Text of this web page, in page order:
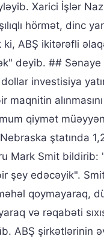
Xarici İşlər
hörmət, dinc
ABŞ ikitərəfli
deyib. ## Sənaye
investisiya
maqnitin
qiymət
ştatında
Mark Smit
şey edəcəyik".
qoymayaraq,
və rəqabəti
ABŞ şirkətlərinin